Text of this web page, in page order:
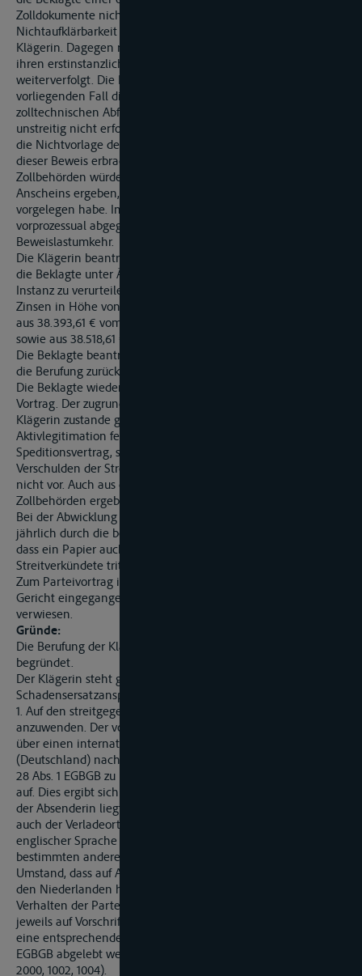
Zolldokumente nicht nachgekommen sei. Diese
Nichtaufklärbarkeit des Sachverhalts gehe zu Lasten der
Klägerin. Dagegen richtet sich die Berufung der Klägerin, die
ihren erstinstanzlichen Zahlungsantrag in vollem Umfang
weiterverfolgt. Die Klägerin macht geltend, dass im
vorliegenden Fall die Beklagte eine Verpflichtung zur
zolltechnischen Abfertigung übernommen habe und diese
unstreitig nicht erfolgt sei. Selbst wenn man die Beweislast für
die Nichtvorlage des Zollpapiers bei der Klägerin sehe, sei
dieser Beweis erbracht. Aus den Entscheidungen der
Zollbehörden würde sich zumindest im Wege des ersten
Anscheins ergeben, dass das entsprechende Papier nicht
vorgelegen habe. Im Übrigen führe das von der Beklagten
vorprozessual abgegebene Schuldanerkenntnis zu einer
Beweislastumkehr.
Die Klägerin beantragt,
die Beklagte unter Änderung des angefochtenen Urteils erster
Instanz zu verurteilen, an die Klägerin 38.518,61 € nebst
Zinsen in Höhe von 5 Prozentpunkten über dem Basiszinssatz
aus 38.393,61 € vom 01. Oktober 2004 bis Rechtshängigkeit
sowie aus 38.518,61 € ab Rechtshängigkeit zu zahlen.
Die Beklagte beantragt,
die Berufung zurückzuweisen.
Die Beklagte wiederholt und vertieft ihren erstinstanzlichen
Vortrag. Der zugrunde liegende Vertrag sei nicht mit der
Klägerin zustande gekommen, so dass es an einer
Aktivlegitimation fehle. Im Übrigen handele es sich um einen
Speditionsvertrag, so dass die Beklagte nicht für ein
Verschulden der Streithelferin hafte. Ein Anerkenntnis läge
nicht vor. Auch aus dem Inhalt der Entscheidungen der
Zollbehörden ergebe sich keine andere Beweislastverteilung.
Bei der Abwicklung von etwa fünf Millionen Dokumenten
jährlich durch die belgische Zollstelle sei durchaus denkbar,
dass ein Papier auch einmal abhanden komme. Die
Streitverkündete tritt der Argumentation der Beklagten bei. ...
Zum Parteivortrag im Einzelnen wird auf den Inhalt der bei
Gericht eingegangenen Schriftsätze nebst Anlagen
verwiesen.
Gründe:
Die Berufung der Klägerin ist zulässig und im Wesentlichen
begründet.
Der Klägerin steht gegen die Beklagte ein
Schadensersatzanspruch nach § 413 Abs. 2 Satz 1 HGB zu.
1. Auf den streitgegenständlichen Vertrag ist deutsches Recht
anzuwenden. Der von der Beklagten geschlossene Vertrag
über einen internationalen Transport von Neu- Ulm
(Deutschland) nach Antwerpen (Belgien) weist gemäß Artikel
28 Abs. 1 EGBGB zu Deutschland die engsten Verbindungen
auf. Dies ergibt sich aus verschiedenen Umständen: Der Sitz
der Absenderin liegt in Deutschland und dort befindet sich
auch der Verladeort. Allein die Abfassung des Vertrages in
englischer Sprache spricht nicht für die Anwendung einer
bestimmten anderen Rechtsordnung, ebenso wenig der
Umstand, dass auf Auftraggeberseite eine Person mit Sitz in
den Niederlanden handelte. Außerdem kann aus dem
Verhalten der Parteien im vorliegenden Prozess, die sich
jeweils auf Vorschriften des deutschen Rechts berufen haben,
eine entsprechende konkludente Rechtswahl gern. § 27
EGBGB abgelebt werden (vgl. BGH NJW-RR 1990, 248, 249;
2000, 1002, 1004).